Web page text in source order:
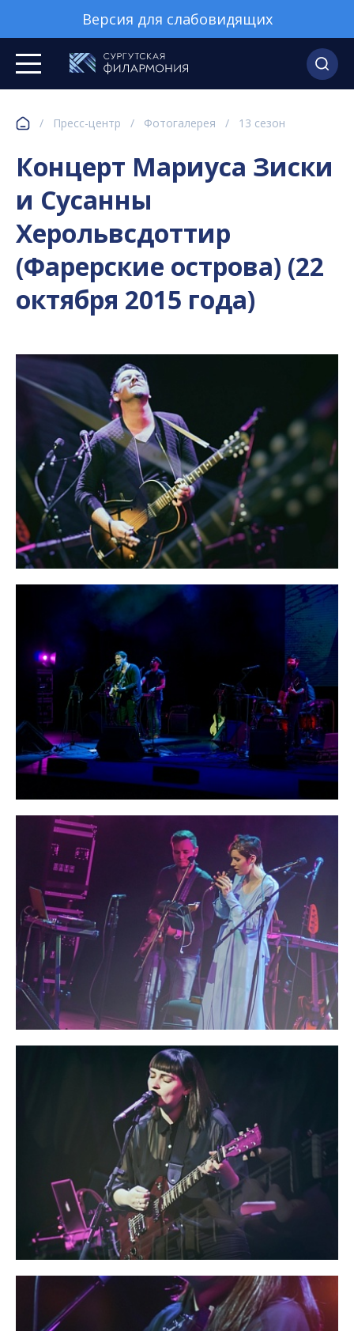
Версия для слабовидящих
/ Пресс-центр / Фотогалерея / 13 сезон
Концерт Мариуса Зиски
и Сусанны
Херольвсдоттир
(Фарерские острова) (22
октября 2015 года)